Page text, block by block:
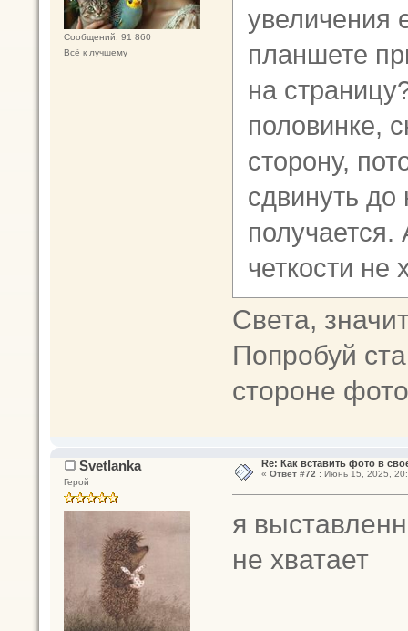
Сообщений: 91 860
Всё к лучшему
увеличения
планшете
на
половинке,
сторону,
сдвинуть
получается.
четкости не
Света,
Попробуй
стороне
Svetlanka
Герой
Re: Как вставить фото в
« Ответ #72 :Июнь 15, 2025,
я
не хватает